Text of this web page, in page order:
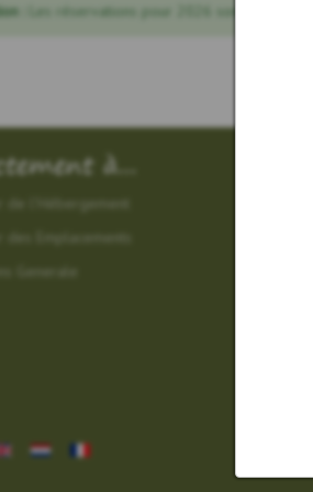
: Les réservations pour 2026 sont déjà
à...
de l'Hébergement